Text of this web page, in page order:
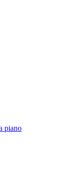
piano